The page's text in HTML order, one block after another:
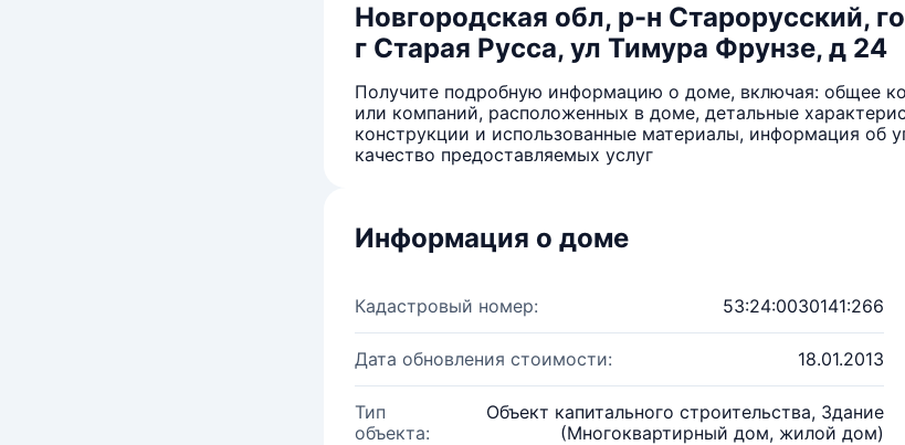
Новгородская обл, р-н Старорусский,
г Старая Русса, ул Тимура Фрунзе, д 24
Получите подробную информацию о доме, включая: общее
или компаний, расположенных в доме, детальные
конструкции и использованные материалы, информация об
качество предоставляемых услуг
Информация о доме
Кадастровый номер: 53:24:0030141:266
Дата обновления стоимости: 18.01.2013
Тип
объекта:
Объект капитального строительства, Здание
(Многоквартирный дом, жилой дом)